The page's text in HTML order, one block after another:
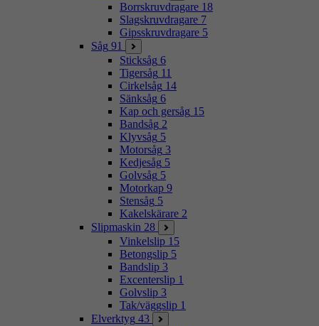
Borrskruvdragare 18
Slagskruvdragare 7
Gipsskruvdragare 5
Såg 91
Sticksåg 6
Tigersåg 11
Cirkelsåg 14
Sänksåg 6
Kap och gersåg 15
Bandsåg 2
Klyvsåg 5
Motorsåg 3
Kedjesåg 5
Golvsåg 5
Motorkap 9
Stensåg 5
Kakelskärare 2
Slipmaskin 28
Vinkelslip 15
Betongslip 5
Bandslip 3
Excenterslip 1
Golvslip 3
Tak/väggslip 1
Elverktyg 43